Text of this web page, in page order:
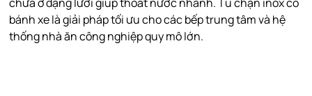
bánh xe là giải pháp tối ưu cho các bếp trung tâm và hệ
thống nhà ăn công nghiệp quy mô lớn.